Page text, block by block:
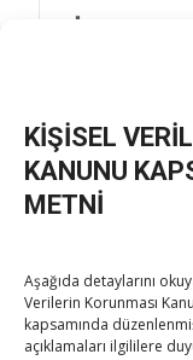
KİŞİSEL
KANUNU
METNİ
Aşağıda detaylarını
Verilerin Korunması
kapsamında
açıklamaları ilgililere
Post
←
etkinliğine katıldı